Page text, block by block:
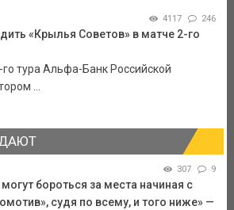
4117 246
«Крылья Советов» в матче 2-го
тура Альфа-Банк Российской
...
307 9
бороться за места начиная с
судя по всему, и того ниже» —